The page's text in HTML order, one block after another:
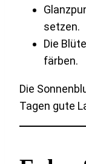
setzen.
Die
färben.
Die
Tagen gute